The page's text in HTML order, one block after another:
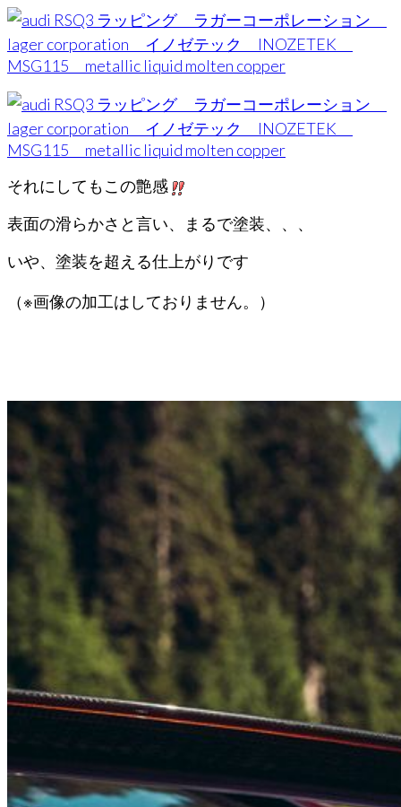
それにしてもこの艶感
表面の滑らかさと言い、まるで塗装、、、
いや、塗装を超える仕上がりです
（※画像の加工はしておりません。）